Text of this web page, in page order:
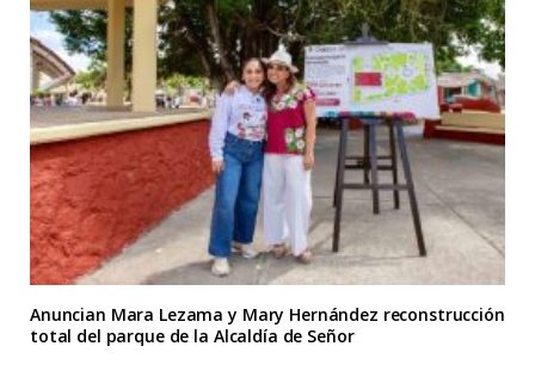
Anuncian Mara Lezama y Mary Hernández reconstrucción
total del parque de la Alcaldía de Señor